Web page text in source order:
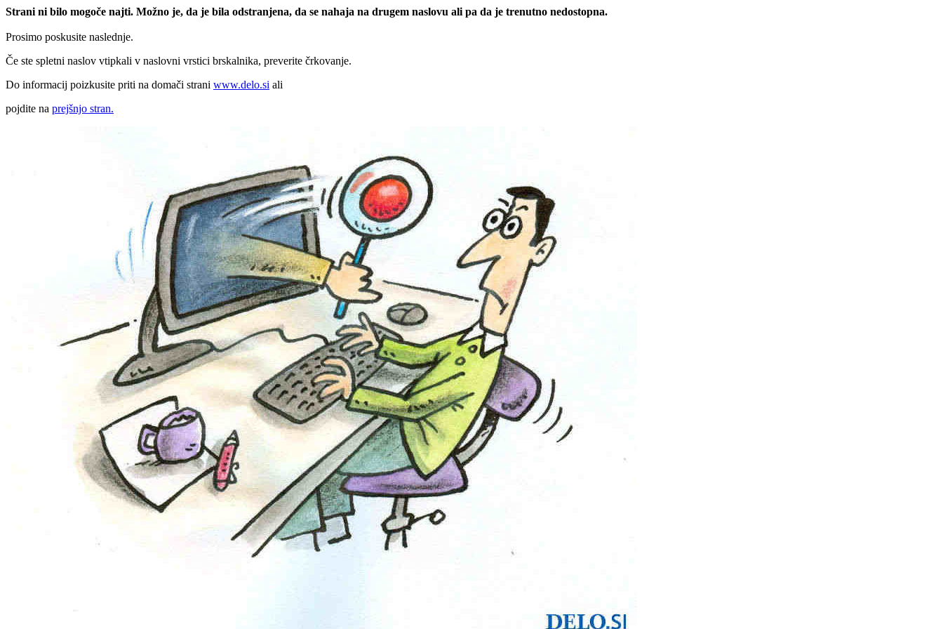
Strani ni bilo mogoče najti. Možno je, da je bila odstranjena, da se nahaja na drugem naslovu ali pa da je trenutno nedostopna.
Prosimo poskusite naslednje.
Če ste spletni naslov vtipkali v naslovni vrstici brskalnika, preverite črkovanje.
Do informacij poizkusite priti na domači strani www.delo.si ali
pojdite na prejšnjo stran.